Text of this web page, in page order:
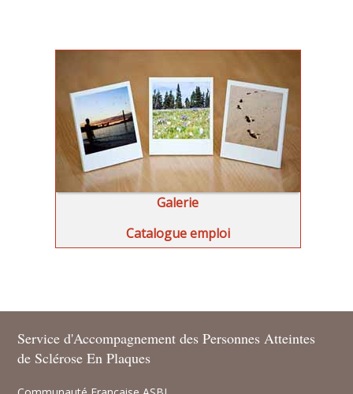
EMPLOI
MOBILITÉ
ACTUALITÉS
Galerie
Catalogue emploi
Service d'Accompagnement des Personnes Atteintes
de Sclérose En Plaques